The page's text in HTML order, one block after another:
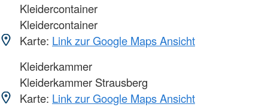
Kleidercontainer
Kleidercontainer
Karte: Link zur Google Maps Ansicht
Kleiderkammer
Kleiderkammer Strausberg
Karte: Link zur Google Maps Ansicht